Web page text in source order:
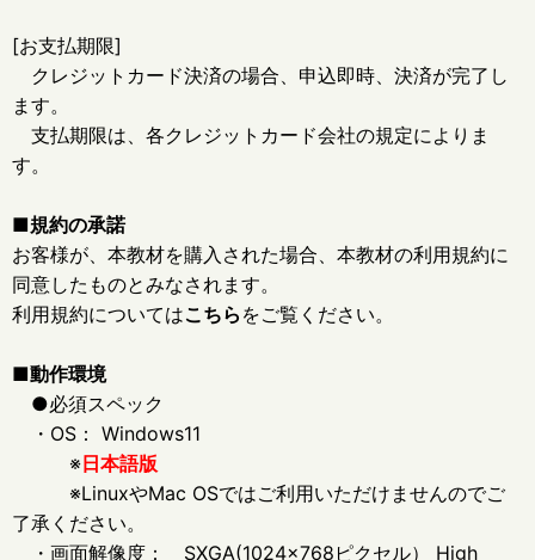
[お支払期限]
クレジットカード決済の場合、申込即時、決済が完了し
ます。
支払期限は、各クレジットカード会社の規定によりま
す。
■規約の承諾
お客様が、本教材を購入された場合、本教材の利用規約に
同意したものとみなされます。
利用規約についてはこちら をご覧ください。
■動作環境
●必須スペック
・OS： Windows11
※日本語版
※LinuxやMac OSではご利用いただけませんのでご
了承ください。
・画面解像度： SXGA(1024×768ピクセル） High